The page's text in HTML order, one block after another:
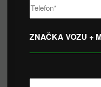
ZNAČKA VOZU +